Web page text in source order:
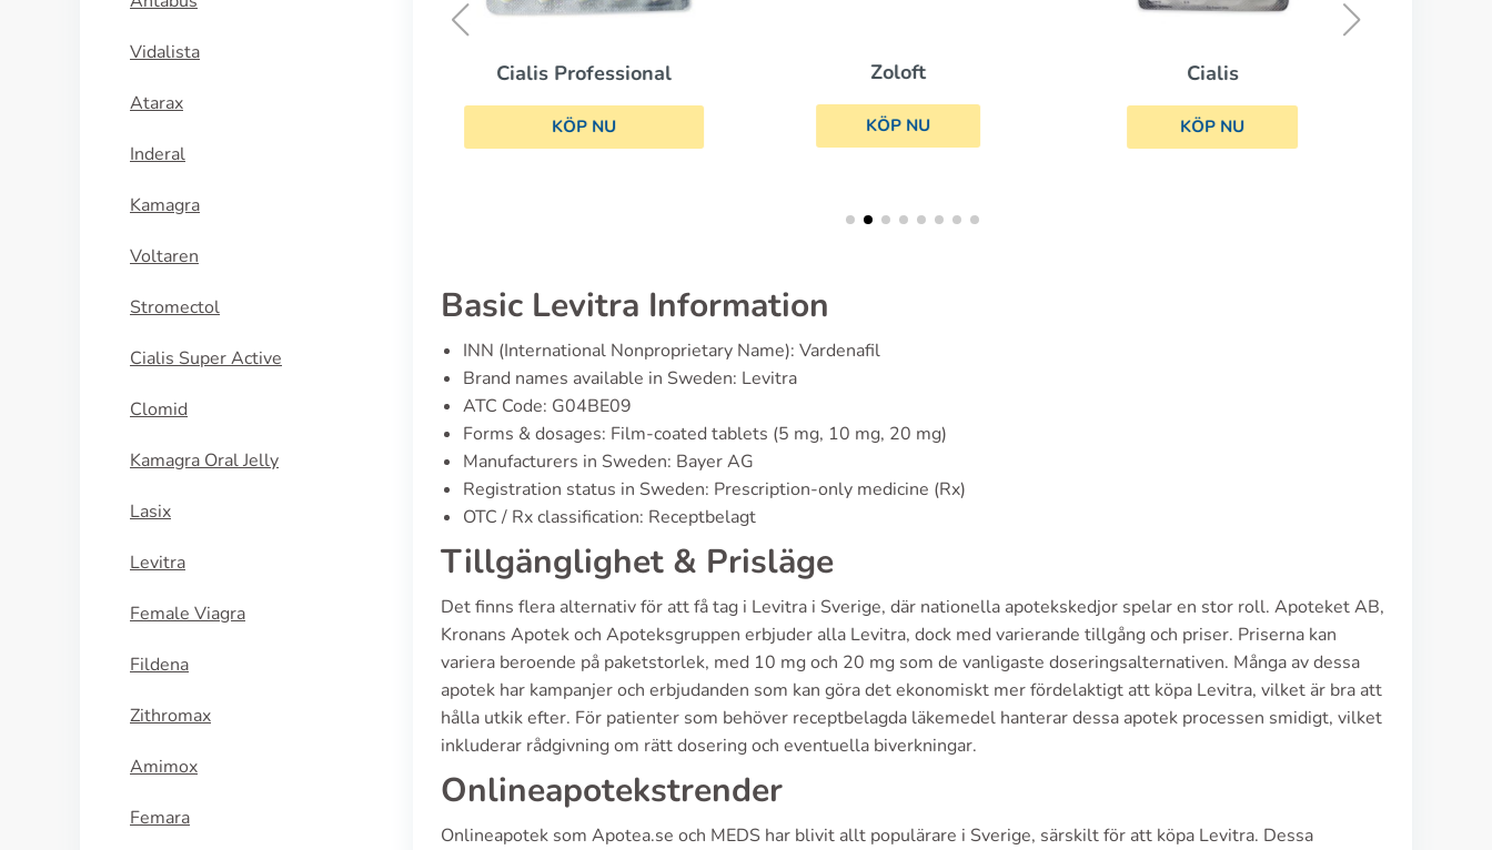
Vidalista
Atarax
Inderal
Kamagra
Voltaren
Stromectol
Cialis Super Active
Clomid
Kamagra Oral Jelly
Lasix
Levitra
Female Viagra
Fildena
Zithromax
Amimox
Femara
Zoloft
KÖP NU
Cialis
KÖP NU
Basic Levitra Information
INN (International Nonproprietary Name): Vardenafil
Brand names available in Sweden: Levitra
ATC Code: G04BE09
Forms & dosages: Film-coated tablets (5 mg, 10 mg, 20 mg)
Manufacturers in Sweden: Bayer AG
Registration status in Sweden: Prescription-only medicine (Rx)
OTC / Rx classification: Receptbelagt
Tillgänglighet & Prisläge
Det finns flera alternativ för att få tag i Levitra i Sverige, där nationella apotekskedjor spelar en stor roll. Apoteket AB,
Kronans Apotek och Apoteksgruppen erbjuder alla Levitra, dock med varierande tillgång och priser. Priserna kan
variera beroende på paketstorlek, med 10 mg och 20 mg som de vanligaste doseringsalternativen. Många av dessa
apotek har kampanjer och erbjudanden som kan göra det ekonomiskt mer fördelaktigt att köpa Levitra, vilket är bra att
hålla utkik efter. För patienter som behöver receptbelagda läkemedel hanterar dessa apotek processen smidigt, vilket
inkluderar rådgivning om rätt dosering och eventuella biverkningar.
Onlineapotekstrender
Onlineapotek som Apotea.se och MEDS har blivit allt populärare i Sverige, särskilt för att köpa Levitra. Dessa